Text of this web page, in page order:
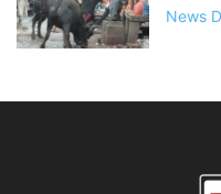
News